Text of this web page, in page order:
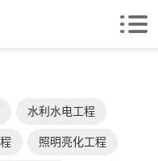
水利水电工程
照明亮化工程